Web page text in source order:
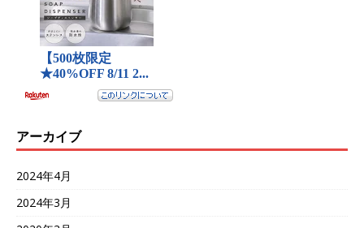
アーカイブ
2024年4月
2024年3月